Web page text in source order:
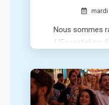
mardi
Nous sommes
L'Essentiel
positive de votre
article à notre